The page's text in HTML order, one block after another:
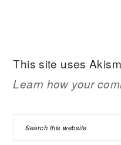
This site uses
Learn how your
Search